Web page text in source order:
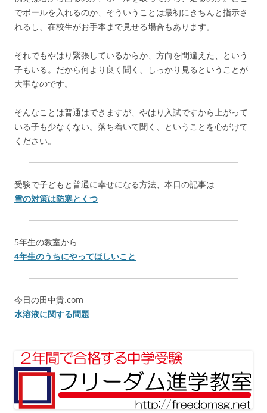
でボールを入れるのか、そういうことは最初にきちんと指示さ
れるし、在校生がお手本まで見せる場合もあります。
それでもやはり緊張しているからか、方向を間違えた、という
子もいる。だから何より良く聞く、しっかり見るということが
大事なのです。
そんなことは普通はできますが、やはり入試ですから上がって
いる子も少なくない。落ち着いて聞く、ということを心がけて
ください。
受験で子どもと普通に幸せになる方法、本日の記事は
雪の対策は防寒とくつ
5年生の教室から
4年生のうちにやってほしいこと
今日の田中貴.com
水溶液に関する問題